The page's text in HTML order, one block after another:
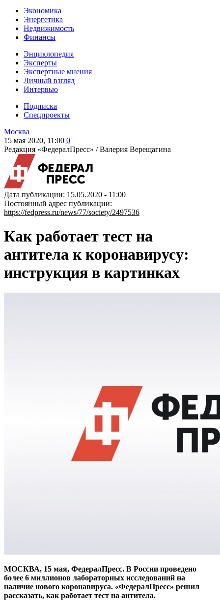
Экономика
Энергетика
Недвижимость
Финансы
Энциклопедия
Эксперты
Экспертные мнения
Личный взгляд
Интервью
Подписка
Спецпроекты
Москва
15 мая 2020, 11:00 0
Редакция «ФедералПресс» /Валерия Верещагина
Дата публикации: 15.05.2020 - 11:00
Постоянный адрес публикации:
https://fedpress.ru/news/77/society/2497536
Как работает тест на
антитела к коронавирусу:
инструкция в картинках
МОСКВА, 15 мая, ФедералПресс. В России проведено
более 6 миллионов лабораторных исследований на
наличие нового коронавируса. «ФедералПресс» решил
рассказать, как работает тест на антитела.